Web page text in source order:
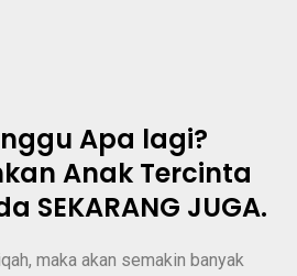
Apa lagi?
Anak Tercinta
SEKARANG JUGA.
maka akan semakin banyak